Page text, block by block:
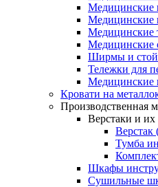
Медицинские
Медицинские
Медицинские
Медицинские
Ширмы и
Тележки для
Медицинские
Кровати на
Производственная
Верстаки и
Верстак
Тумба
Шкафы
Сушильные